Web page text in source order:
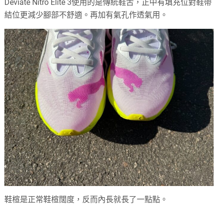
Deviate Nitro Elite 3使用的是傳統鞋舌，正中有填充位對鞋帶
結位更減少腳部不舒適。再加有氣孔作透氣用。
鞋楦是正常鞋楦闊度，反而內長就長了一點點。